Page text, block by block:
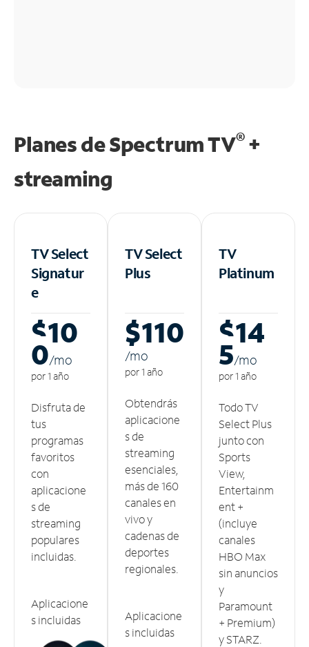
Planes de Spectrum TV®+
streaming
TV Select
Signatur
e
$10
0/mo
por 1 año
Disfruta de
tus
programas
favoritos
con
aplicacione
s de
streaming
populares
incluidas.
Aplicacione
s incluidas
TV Select
Plus
$110
/mo
por 1 año
Obtendrás
aplicacione
s de
streaming
esenciales,
más de 160
canales en
vivo y
cadenas de
deportes
regionales.
Aplicacione
s incluidas
TV
Platinum
$14
5/mo
por 1 año
Todo TV
Select Plus
junto con
Sports
View,
Entertainm
ent +
(incluye
canales
HBO Max
sin anuncios
y
Paramount
+ Premium)
y STARZ.